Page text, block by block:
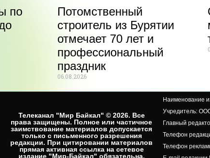
по
Потомственный
строитель из Бурятии
отмечает 70 лет и
профессиональный
праздник
06.08.2026
Телеканал "Мир Байкал" © 2026. Все
права защищены. Полное или частичное
заимствование материалов допускается
только с письменного разрешения
редакции. При цитировании материалов
прямая активная ссылка на сетевое
издание "Мир-Байкал" обязательна.​
Наименование
Учредитель:
Главный
Телефон
Телефон